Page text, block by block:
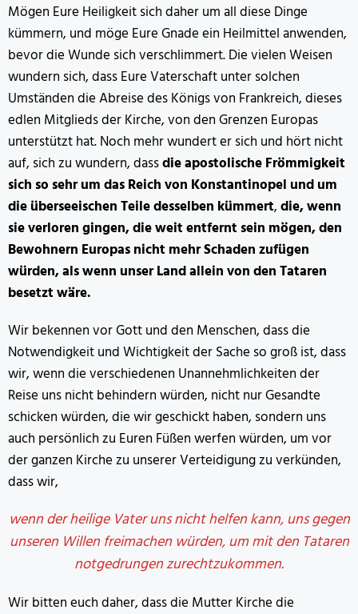
Mögen Eure Heiligkeit sich daher um all diese Dinge
kümmern, und möge Eure Gnade ein Heilmittel anwenden,
bevor die Wunde sich verschlimmert. Die vielen Weisen
wundern sich, dass Eure Vaterschaft unter solchen
Umständen die Abreise des Königs von Frankreich, dieses
edlen Mitglieds der Kirche, von den Grenzen Europas
unterstützt hat. Noch mehr wundert er sich und hört nicht
auf, sich zu wundern, dassdie apostolische Frömmigkeit
sich so sehr um das Reich von Konstantinopel und um
die überseeischen Teile desselben kümmert,die, wenn
sie verloren gingen, die weit entfernt sein mögen, den
Bewohnern Europas nicht mehr Schaden zufügen
würden, als wenn unser Land allein von den Tataren
besetzt wäre.
Wir bekennen vor Gott und den Menschen, dass die
Notwendigkeit und Wichtigkeit der Sache so groß ist, dass
wir, wenn die verschiedenen Unannehmlichkeiten der
Reise uns nicht behindern würden, nicht nur Gesandte
schicken würden, die wir geschickt haben, sondern uns
auch persönlich zu Euren Füßen werfen würden, um vor
der ganzen Kirche zu unserer Verteidigung zu verkünden,
dass wir,
wenn der heilige Vater uns nicht helfen kann, uns gegen
unseren Willen freimachen würden, um mit den Tataren
notgedrungen zurechtzukommen.
Wir bitten euch daher, dass die Mutter Kirche die